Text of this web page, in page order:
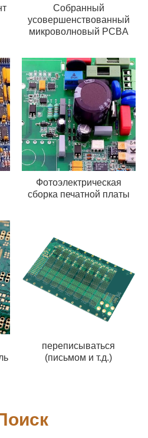
Собранный
усовершенствованный
микроволновый PCBA
Фотоэлектрическая
сборка печатной платы
переписываться
(письмом и т.д.)